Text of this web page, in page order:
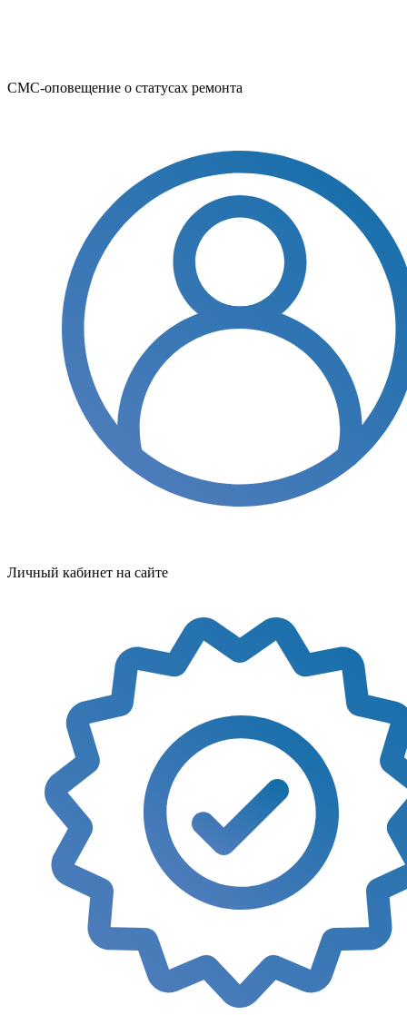
СМС-оповещение о статусах ремонта
Личный кабинет на сайте